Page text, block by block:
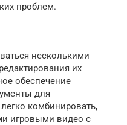
проблем.
несколькими
их
обеспечение
для
комбинировать,
игровыми видео с